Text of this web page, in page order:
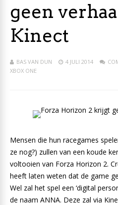
geen
Kinect
BAS VAN DUN 4 JULI 2014
XBOX ONE
Mensen die hun racegames
ze nog?) zullen van een koude
voltooien van Forza Horizon 2.
heeft laten weten dat de game
Wel zal het spel een ‘digital
de naam ANNA. Deze zal via